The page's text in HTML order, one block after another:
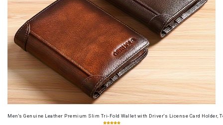
Men's Genuine Leather Premium Slim Tri-Fold Wallet with Driver's License Card Holder,